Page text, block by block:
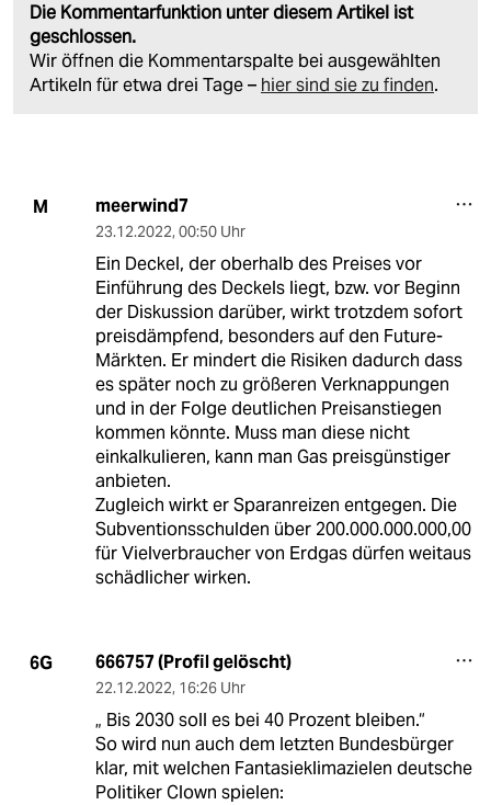
Die Kommentarfunktion unter diesem Artikel ist
geschlossen.
Wir öffnen die Kommentarspalte bei ausgewählten
Artikeln für etwa drei Tage – hier sind sie zu finden.
M meerwind7
23.12.2022, 00:50 Uhr
Ein Deckel, der oberhalb des Preises vor
Einführung des Deckels liegt, bzw. vor Beginn
der Diskussion darüber, wirkt trotzdem sofort
preisdämpfend, besonders auf den Future-
Märkten. Er mindert die Risiken dadurch dass
es später noch zu größeren Verknappungen
und in der Folge deutlichen Preisanstiegen
kommen könnte. Muss man diese nicht
einkalkulieren, kann man Gas preisgünstiger
anbieten.
Zugleich wirkt er Sparanreizen entgegen. Die
Subventionsschulden über 200.000.000.000,00
für Vielverbraucher von Erdgas dürfen weitaus
schädlicher wirken.
6G 666757 (Profil gelöscht)
22.12.2022, 16:26 Uhr
„ Bis 2030 soll es bei 40 Prozent bleiben.“
So wird nun auch dem letzten Bundesbürger
klar, mit welchen Fantasieklimazielen deutsche
Politiker Clown spielen: